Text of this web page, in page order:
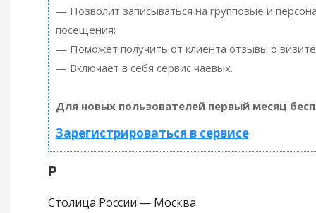
— Позволит записываться на групповые и
посещения;
— Поможет получить от клиента отзывы о визите
— Включает в себя сервис чаевых.
Для новых пользователей первый месяц
Зарегистрироваться в сервисе
Р
Столица России — Москва